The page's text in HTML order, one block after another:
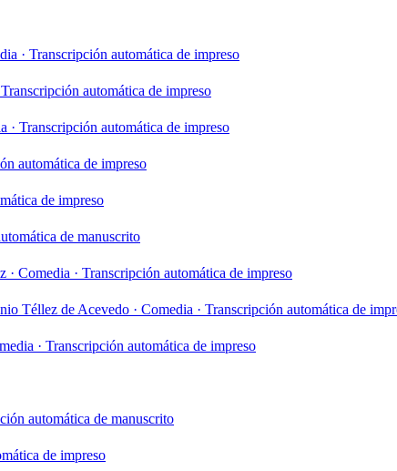
· Transcripción automática de impreso
Transcripción automática de impreso
· Transcripción automática de impreso
automática de impreso
de impreso
de manuscrito
· Comedia · Transcripción automática de impreso
Téllez de Acevedo · Comedia · Transcripción automática de
· Transcripción automática de impreso
automática de manuscrito
de impreso